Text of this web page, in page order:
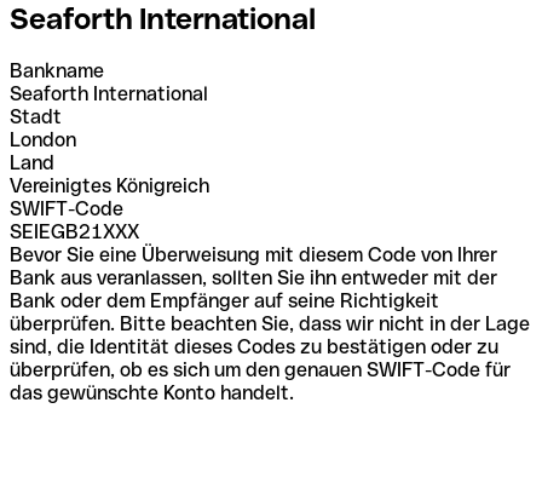
Seaforth International
Bankname
Seaforth International
Stadt
London
Land
Vereinigtes Königreich
SWIFT-Code
SEIEGB21XXX
Bevor Sie eine Überweisung mit diesem Code von Ihrer
Bank aus veranlassen, sollten Sie ihn entweder mit der
Bank oder dem Empfänger auf seine Richtigkeit
überprüfen. Bitte beachten Sie, dass wir nicht in der Lage
sind, die Identität dieses Codes zu bestätigen oder zu
überprüfen, ob es sich um den genauen SWIFT-Code für
das gewünschte Konto handelt.